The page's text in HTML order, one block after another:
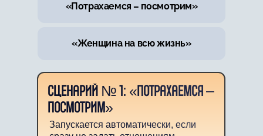
СЦЕНАРИЙ № 1: «ПОТРАХАЕМСЯ –
ПОСМОТРИМ»
Запускается автоматически, если
«Потрахаемся – посмотрим»
«Женщина на всю жизнь»